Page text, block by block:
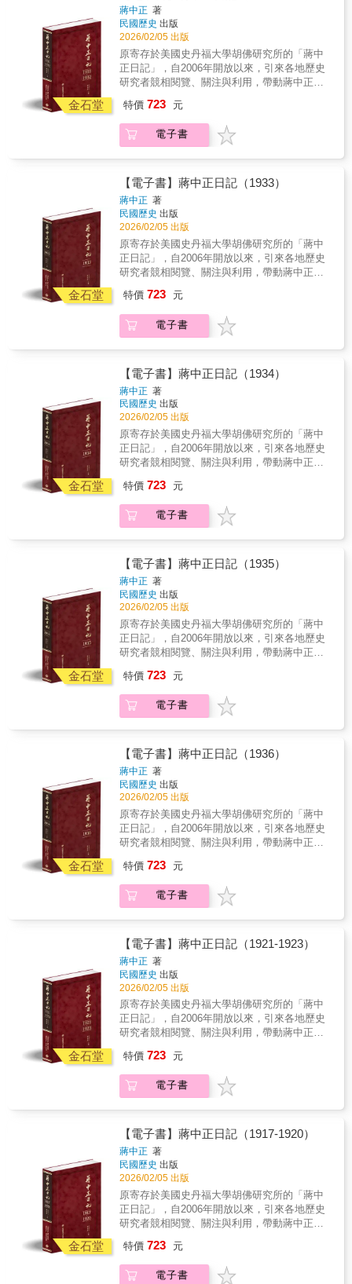
身邊的日語口譯官，見證毛澤東、周恩來與田
中角榮密會的歷史瞬間，更成為「中日建交」
密會中，有記錄可循、並能接受作者採訪的唯
一參與者。 & 林金莖──出生於台南，戰後曾短
暫前往上海留學，之後成為少數進入外交部的
台灣人。派駐日本期間是唯一一位在見證台灣
與日本斷交的台籍外交官，也長年擔任蔣介石
及宋美齡的日語口譯官。當林麗韞的回憶展現
了中日兩國領導人通過幾場密談決定外交方向
時，林金莖的經歷則顯示台灣外交官如何在變
& 許多戰前受過日本教育的台灣人，都剛好在
可以接觸到台、日、中「三顆心」的環境中成
長。這個世代的台灣人體認到自己有「三顆
心」，在回首自己一路走來的道路時，有時令
人感到不解的慎重，有時又有著複雜的曲折。
他們各自因為二二八事件、國共內戰等時代的
動蕩而做出不同的決定，或根留台灣、或定居
日本、或前往中國大陸。憑藉著「通曉日語及
日本文化」的台灣人身分，這些人成為兩岸外
彥親自訪談書中多位主要人物，以林麗韞及林
金莖為中心，擴及左翼青年李登輝的老「同
志」吳克泰、因親人在二二八事件中蒙難而痛
恨國民黨，選擇回到大陸參與對台工作的郭平
坦，以及知名旅日作家陳舜臣等人，牽扯出台
灣人在戰前戰後的複雜心態、選擇留在台灣或
回到「祖國大陸」的心情、在大陸從事對台工
作的概況，以及海峽兩岸微妙關係的發展。更
重要的是，透過訪談，本書揭露許多史料檔案
未記錄的外交秘辛，包括在毛澤東與田中角榮
的密談、周恩來的外交手腕、國民黨元老廖仲
愷及何香寧之子廖承志在中共對日工作的重要
角色、台灣與日本斷交前焦急探尋情報的駐日
代表，以及台獨人士訪問中國大陸的背後真
相。 & 從這些個人的生命故事，可以看到在台
樣，依循著自己的信念，盡力維持這三塊土地
之間的聯繫。&
審慎校對，錯漏別字，詳細註記 3.加註人名及
重要史事，方便檢閱 4.配合日記內容精選珍貴
照片 5.後附索引，以利檢索 ◆個人捧讀．學
者研究．傳家珍典．圖書庋藏．權威必備◆ 地
方與中央的文攻武鬥1929年元旦，國軍編遣會
議開幕，國府轄下的四大集團軍暗潮洶湧，包
括白崇禧、李濟深等人，不斷反對相關工作，3
月15日召開第三次全國代表大會，也未能妥善
造成1930年5月的中原大戰，以至於8月「反
蔣」文武勢力大聯合的「擴大會議」。9月18
日，張學良發表巧電擁護中央，並派兵入關
後，中原大戰的戰火星散，地方與中央的文攻
武鬥終於落幕。1929-1930日記主要內容包括：
軟禁李濟深、國民黨三全大會、護黨救國軍之
紛起、中東路事件、中原大戰。
金石堂
蔣中正 著
民國歷史 出版
2026/02/05 出版
原寄存於美國史丹福大學胡佛研究所的「蔣中
正日記」，自2006年開放以來，引來各地歷史
研究者競相閱覽、關注與利用，帶動蔣中正研
記原稿，閱讀實為不易。本書根據蔣中正親筆
的日記手稿，以逐字打字校對的方式，忠實呈
現日記的原貌。對日記涉及的人物與事件，詳
書獨家特色★ 1.以手稿本為依據，真實鍵錄 2.
審慎校對，錯漏別字，詳細註記 3.加註人名及
重要史事，方便檢閱 4.配合日記內容精選珍貴
照片 5.後附索引，以利檢索 ◆個人捧讀．學
者研究．傳家珍典．圖書庋藏．權威必備◆ 谷
底反彈再創新局1930年的中原大戰落幕，但平
靜未久。1931年，國民黨中以胡漢民為首的孫
中山粵籍追隨者，從2月的蔣中正軟禁胡漢民的
湯山事件開始，便逐漸集結為反蔣的新勢力。5
成寧粵之爭。9月的九一八事變使蔣中正被粵、
日兩方內外夾攻，四面楚歌，他只好讓步，在
1931年年末宣布辭職下野，回到故鄉浙江奉
決心卻從未消停，所謂對中共的「五次圍
剿」，前三次即於1931年間進行。1932年年
初，蟄伏的蔣中正欲與汪兆銘合作，但雙方各
懷心思，如何攜手共謀，仍須磨合。1月28日汪
兆銘出任行政院長，蔣則任軍事委員會委員，
蔣、汪協商後，確定對日外交方針為「一面抵
抗，一面交涉」，不料當晚便爆發日本駐滬海
二八事變。上海鏖戰至3月初，終以國軍撤出淞
滬戰場作結。蔣因此事又成毀謗的標靶，但至
少部分達成「一面抵抗，一面交涉」的目標。
埔畢業學生為骨幹，3月1日，「三民主義力行
社」（藍衣社）在南京成立，這也是蔣的親信
與特務組織之開端。
特價 723 元
電子書
金石堂
【電子書】蔣中正日記（1933）
蔣中正 著
民國歷史 出版
2026/02/05 出版
原寄存於美國史丹福大學胡佛研究所的「蔣中
正日記」，自2006年開放以來，引來各地歷史
研究者競相閱覽、關注與利用，帶動蔣中正研
記原稿，閱讀實為不易。本書根據蔣中正親筆
的日記手稿，以逐字打字校對的方式，忠實呈
現日記的原貌。對日記涉及的人物與事件，詳
書獨家特色★ 1.以手稿本為依據，真實鍵錄 2.
審慎校對，錯漏別字，詳細註記 3.加註人名及
重要史事，方便檢閱 4.配合日記內容精選珍貴
照片 5.後附索引，以利檢索 ◆個人捧讀．學
者研究．傳家珍典．圖書庋藏．權威必備◆ 外
抗日寇內平諸亂1933年年初，日軍便以佔領山
海關，宣示中日衝突前線已由東北前進華北。
但日軍僅佔據關署，即轉入休戰狀態。蔣中正
懷疑日軍想速了此案，判斷其背後之意在進犯
又要求東北耆老張作相前往熱河團結各方。但
張學良與熱河省政府主席湯玉麟、張作相與東
北義勇軍，乃至東北軍內部各派的矛盾，終使
國向國際聯盟申訴「九一八」案，經過李頓調
查團（Lytton Commission）的冗長調查，在今
年2月終於提出了指摘日本行為的報告書。但日
本代表先是聲言不接受調查結果，3月底日本更
是直接宣布退出國際聯盟。熱河取勝後，日軍
又繼續進攻長城沿線。長城戰役纏鬥到5月底，
最後由黃郛出面與日方簽訂塘沽協定，為今年
滿意，但不得不對日採取綏靖政策。國內政治
情勢依然是由蔣中正與汪兆銘的合作主導，儘
管兩人貌合神離，但終歸是穩定發展。下半年
而言，可說是否極泰來的一年。
特價 723 元
電子書
金石堂
【電子書】蔣中正日記（1934）
蔣中正 著
民國歷史 出版
2026/02/05 出版
原寄存於美國史丹福大學胡佛研究所的「蔣中
正日記」，自2006年開放以來，引來各地歷史
研究者競相閱覽、關注與利用，帶動蔣中正研
記原稿，閱讀實為不易。本書根據蔣中正親筆
的日記手稿，以逐字打字校對的方式，忠實呈
現日記的原貌。對日記涉及的人物與事件，詳
書獨家特色★ 1.以手稿本為依據，真實鍵錄 2.
審慎校對，錯漏別字，詳細註記 3.加註人名及
重要史事，方便檢閱 4.配合日記內容精選珍貴
照片 5.後附索引，以利檢索 ◆個人捧讀．學
者研究．傳家珍典．圖書庋藏．權威必備◆ 一
同建起新生活1933年底的閩變在1934年初被敉
平後，蔣中正繼續指揮第五次圍剿軍事，並在
江西南昌親自發起「新生活運動」。根據蔣中
正的闡述，新生活運動是以「禮義廉恥」等傳
化、藝術化」為中心目標。就後世看法，新生
活運動是國家試圖將「常民」整編成為真正具
有現代動員意義的「國民」，是新興民族國家
事行動雖告一段落，但4月17日，日本外務省情
報部部長天羽英二發表聲明，宣稱日本自行擔
負維持東亞和平與秩序的責任，反對各國對中
國提供各種軍事援助。歐美國家隨即掀起反彈
聲浪，認為日方企圖改變列強在中國經營的秩
序。中國方面也迅速做出反應，認為日本干涉
中國的內政外交。日本懍於國際反應強烈，乃
為這是「獨霸東亞」、「獨霸中國」的顯露，
對日本的野心愈發擔心。本年8月因中東路讓渡
問題，日蘇關係突告緊張，蔣中正推測日蘇間
亞地緣政治的結構、局勢、事件交相織，帶給
蔣中正的是焦灼，是期待，有想像，有展望。
未來數年，國際情勢將更進一步考驗蔣的分析
視野和應對能力。
特價 723 元
電子書
金石堂
【電子書】蔣中正日記（1935）
蔣中正 著
民國歷史 出版
2026/02/05 出版
原寄存於美國史丹福大學胡佛研究所的「蔣中
正日記」，自2006年開放以來，引來各地歷史
研究者競相閱覽、關注與利用，帶動蔣中正研
記原稿，閱讀實為不易。本書根據蔣中正親筆
的日記手稿，以逐字打字校對的方式，忠實呈
現日記的原貌。對日記涉及的人物與事件，詳
書獨家特色★ 1.以手稿本為依據，真實鍵錄 2.
審慎校對，錯漏別字，詳細註記 3.加註人名及
重要史事，方便檢閱 4.配合日記內容精選珍貴
照片 5.後附索引，以利檢索 ◆個人捧讀．學
者研究．傳家珍典．圖書庋藏．權威必備◆ 華
北「幾不成為世界」1935年，是中國「國既不
國，人亦非人」的一年，華北更是「幾不成為
世界」的一年。這年日軍逐漸蠶食華北，發動
張北事變、河北事變等一系列軍事與外交行
眾輿論因此猛烈批評蔣中正，說他面臨日軍從
東北到華北的蠶食凌逼，只是一味妥協，根本
無心抗日，反倒抱持嗜血般的內戰欲望。至於
蔣則是一貫闡述其「安內攘外」的理念，即便
信者恆信，不信者恆不信，依然努力爭取政策
認同，致力維持各派系在形式上的均衡。在南
京國民政府的「十年建設」期中，1935這一年
中也呈現了許多關鍵的政策，例如發行法幣、
蔣中正重掌行政院。另外中央勢力也藉追剿共
軍而進入西南邊遠省分，西南經南京當局的初
步經略，被賦予了來日更為遠大的戰略地位。
特價 723 元
電子書
金石堂
【電子書】蔣中正日記（1936）
蔣中正 著
民國歷史 出版
2026/02/05 出版
原寄存於美國史丹福大學胡佛研究所的「蔣中
正日記」，自2006年開放以來，引來各地歷史
研究者競相閱覽、關注與利用，帶動蔣中正研
記原稿，閱讀實為不易。本書根據蔣中正親筆
的日記手稿，以逐字打字校對的方式，忠實呈
現日記的原貌。對日記涉及的人物與事件，詳
書獨家特色★ 1.以手稿本為依據，真實鍵錄 2.
審慎校對，錯漏別字，詳細註記 3.加註人名及
重要史事，方便檢閱 4.配合日記內容精選珍貴
照片 5.後附索引，以利檢索 ◆個人捧讀．學
者研究．傳家珍典．圖書庋藏．權威必備◆ 危
機與轉機1936年蔣中正五十歲，這一年對他而
言，充滿了危機與轉機。從年初開始，中國為
了改善與日本的關係，與日方展開調整兩國邦
交的談判，雖然雙方各有立場，難以獲致共同
分呈現出抵抗日本侵略的決心。年中，兩廣當
局以「抗日」為名反抗中央，企圖維持其半獨
立的地方割據，在蔣中正一再退讓與安撫下，
最終得以和平方式解決。年底，西安事變發
生，蔣中正遭到張學良、楊虎城的脅制，經歷
人生中最大的危機，他態度泰然，堅持不屈，
使局勢逆轉，安全返回南京。此後每年的12 月
12日事變發生日，蔣中正會在日記中記下個人
對於事變的所思所感，12月25日事變結束日，
也會感謝上帝對他的恩寵，使他能在危局中順
利脫險。
特價 723 元
電子書
金石堂
【電子書】蔣中正日記（1921-1923）
蔣中正 著
民國歷史 出版
2026/02/05 出版
原寄存於美國史丹福大學胡佛研究所的「蔣中
正日記」，自2006年開放以來，引來各地歷史
研究者競相閱覽、關注與利用，帶動蔣中正研
記原稿，閱讀實為不易。本書根據蔣中正親筆
的日記手稿，以逐字打字校對的方式，忠實呈
現日記的原貌。對日記涉及的人物與事件，詳
書獨家特色★ 1.以手稿本為依據，真實鍵錄 2.
審慎校對，錯漏別字，詳細註記 3.加註人名及
重要史事，方便檢閱 4.配合日記內容精選珍貴
照片 5.後附索引，以利檢索 ◆個人捧讀．學
者研究．傳家珍典．圖書庋藏．權威必備◆ 早
期的蔣中正日記，一方面可以看到南北對立政
局的詭譎氛圍，一方面可以看到蔣中正由小角
色、耍脾氣，到變成粵軍骨幹，參與孫中山北
伐大本營戎機的過程，日記中頻頻記載地方軍
時間的蔣中正是個總想力求上進，又過著不脫
特價 723 元
電子書
金石堂
【電子書】蔣中正日記（1917-1920）
蔣中正 著
民國歷史 出版
2026/02/05 出版
原寄存於美國史丹福大學胡佛研究所的「蔣中
正日記」，自2006年開放以來，引來各地歷史
研究者競相閱覽、關注與利用，帶動蔣中正研
記原稿，閱讀實為不易。本書根據蔣中正親筆
的日記手稿，以逐字打字校對的方式，忠實呈
現日記的原貌。對日記涉及的人物與事件，詳
特價 723 元
電子書